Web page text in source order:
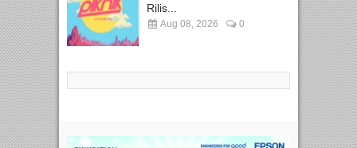
Rilis...
Aug 08, 2026 0